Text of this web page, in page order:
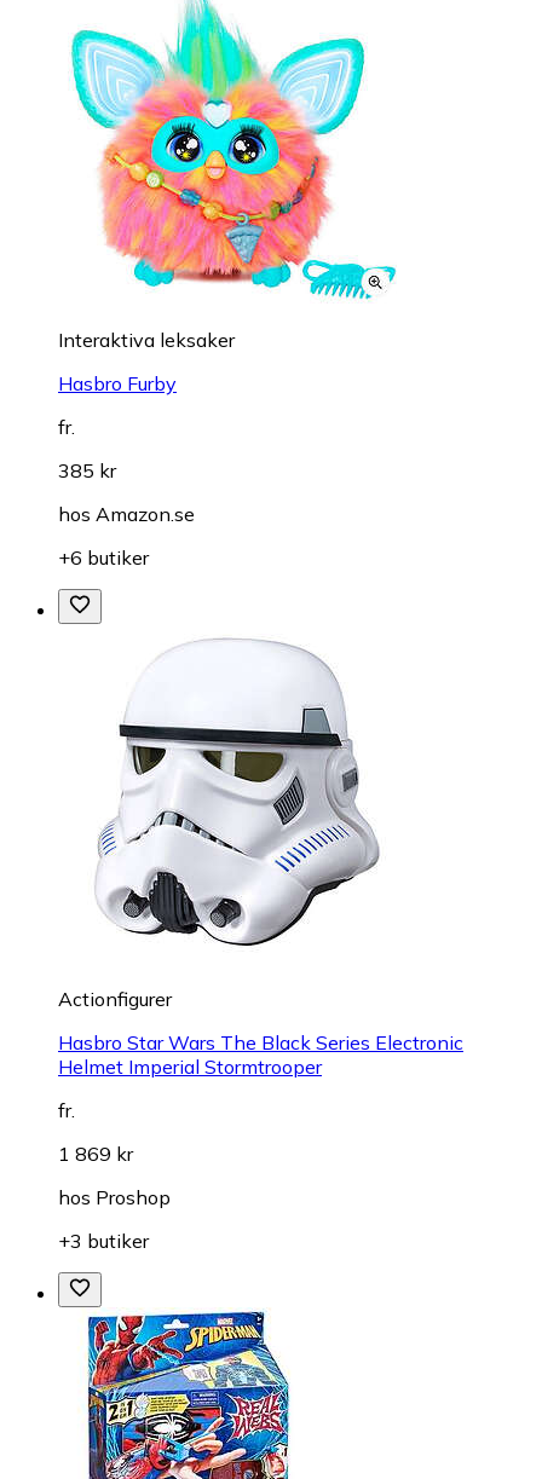
Interaktiva leksaker
Hasbro Furby
fr.
385 kr
hos Amazon.se
+6 butiker
Actionfigurer
Hasbro Star Wars The Black Series Electronic
Helmet Imperial Stormtrooper
fr.
1 869 kr
hos Proshop
+3 butiker